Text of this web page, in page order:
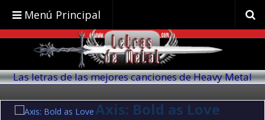
Menú Principal
Las letras de las mejores canciones de Heavy Metal
Axis: Bold as Love